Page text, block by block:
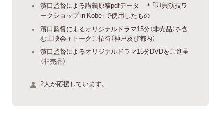
濱口監督による講義原稿pdfデータ ＊「即興演技ワ
ークショップ in Kobe」で使用したもの
濱口監督によるオリジナルドラマ15分（非売品）を含
む上映会＋トークご招待（神戸及び都内）
濱口監督によるオリジナルドラマ15分DVDをご進呈
（非売品）
2人が応援しています。